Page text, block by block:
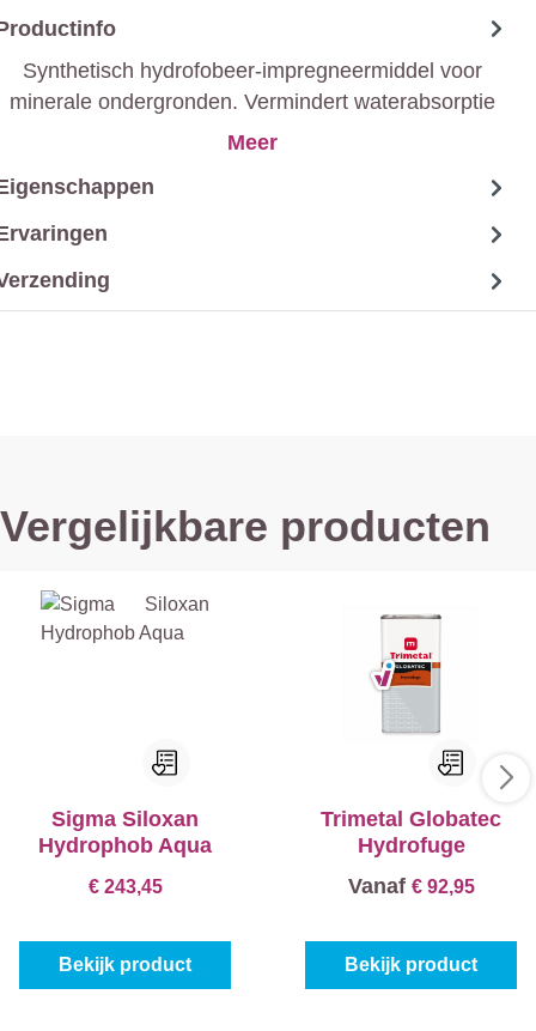
Synthetisch hydrofobeer-impregneermiddel voor
minerale ondergronden. Vermindert waterabsorptie
en beschermt duurzaam tegen vocht, waardoor een
Meer
Vergelijkbare producten
Sigma Siloxan
Hydrophob Aqua
€ 243,45
Bekijk product
Trimetal Globatec
Hydrofuge
Vanaf € 92,95
Bekijk product